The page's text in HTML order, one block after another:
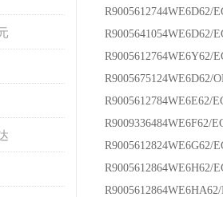
R9005612744WE6D62/
R9005641054WE6D62/
R9005612764WE6Y62/
R9005675124WE6D62/
R9005612784WE6E62/
R9009336484WE6F62/
R9005612824WE6G62/
R9005612864WE6H62/